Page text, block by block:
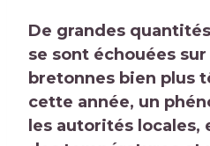
De grandes
se sont échouées
bretonnes bien plus
cette année, un
les autorités locales,